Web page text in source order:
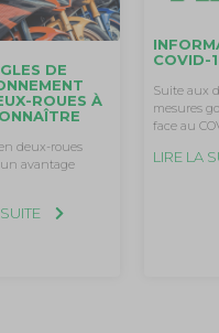
DE
ROUES À
deux-roues
avantage
COVID-
Suite aux
mesures
face au
LIRE LA